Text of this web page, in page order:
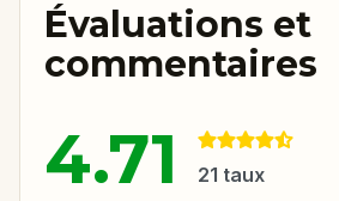
Évaluations et
commentaires
4.71 21 taux